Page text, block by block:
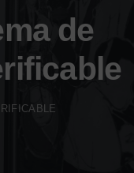
de